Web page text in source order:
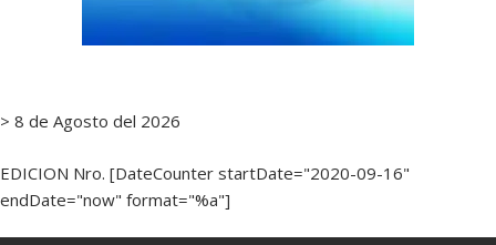
> 8 de Agosto del 2026
EDICION Nro. [DateCounter startDate="2020-09-16"
endDate="now" format="%a"]